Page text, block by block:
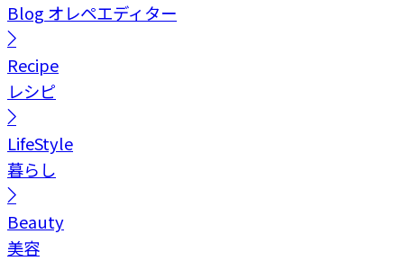
Blog オレペエディター
Recipe
レシピ
LifeStyle
暮らし
Beauty
美容